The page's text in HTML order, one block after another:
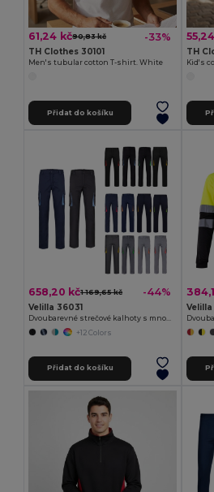
61,24 kč90,83 kč -33%
TH Clothes 30101
Men's tubular cotton T-shirt. White
Přidat do košíku
TH
Kid's
658,20 kč1 169,65 kč -44%
Velilla 36031
+12 Colors
Přidat do košíku